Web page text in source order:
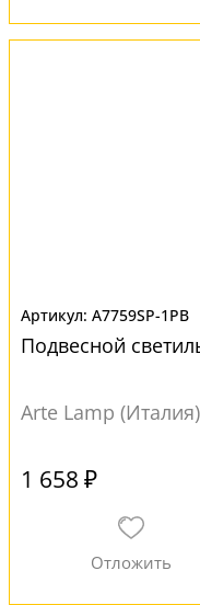
A7759SP-1PB
Подвесной
Arte Lamp (Италия)
1 658 ₽